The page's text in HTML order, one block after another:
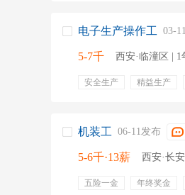
电子生产操作工 03-
5-7千 西安·临潼区 |
安全生产 精益生产
节假日
员工团建
机装工 06-11发布
5-6千·13薪 西安·长
五险一金 年终奖金